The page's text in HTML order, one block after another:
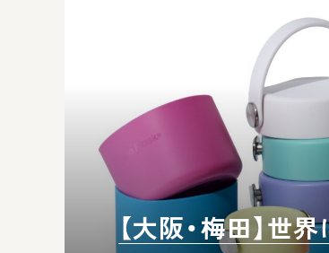
【大阪・梅田】